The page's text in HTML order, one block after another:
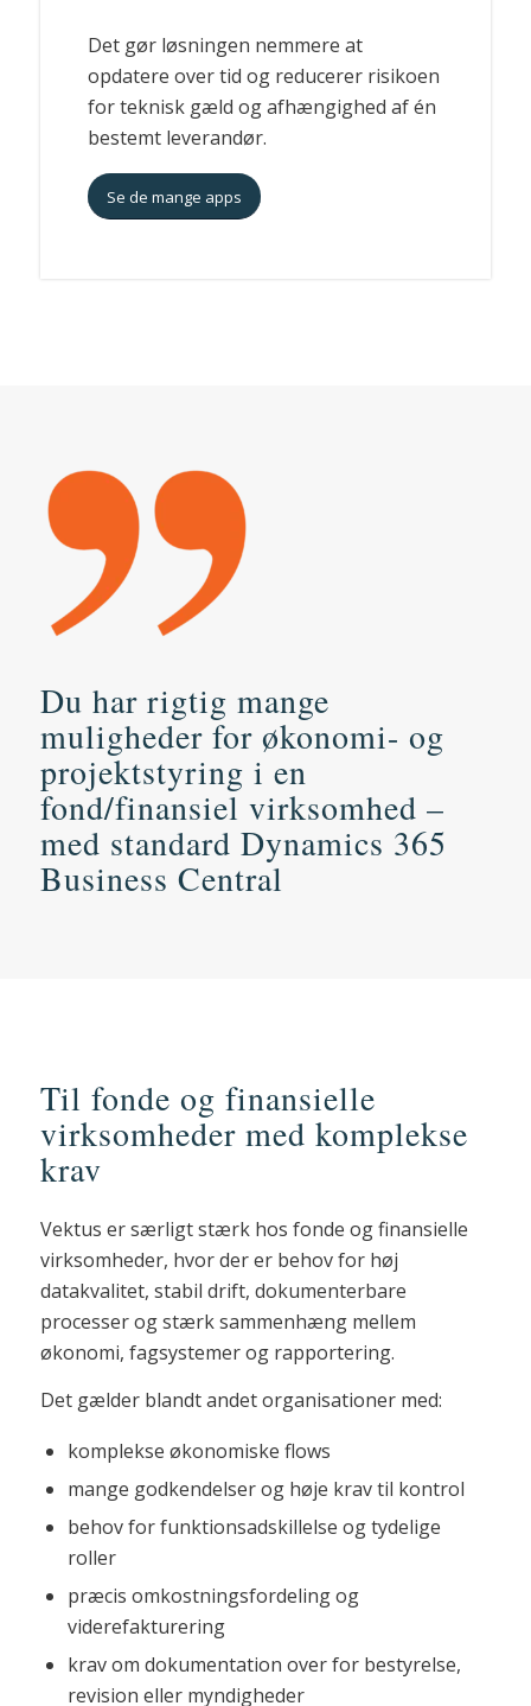
Det gør løsningen nemmere at
opdatere over tid og reducerer risikoen
for teknisk gæld og afhængighed af én
bestemt leverandør.
Se de mange apps
Du har rigtig mange
muligheder for økonomi- og
projektstyring i en
fond/finansiel virksomhed –
med standard Dynamics 365
Business Central
Til fonde og finansielle
virksomheder med komplekse
krav
Vektus er særligt stærk hos fonde og finansielle
virksomheder, hvor der er behov for høj
datakvalitet, stabil drift, dokumenterbare
processer og stærk sammenhæng mellem
økonomi, fagsystemer og rapportering.
Det gælder blandt andet organisationer med:
komplekse økonomiske flows
mange godkendelser og høje krav til kontrol
behov for funktionsadskillelse og tydelige
roller
præcis omkostningsfordeling og
viderefakturering
krav om dokumentation over for bestyrelse,
revision eller myndigheder